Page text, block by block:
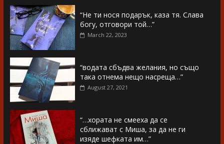
“Не ти нося подарък, каза тя. Слава
богу, отговори той…”
March 22, 2023
“водата сбъдва желания, но също
така отнема нещо насреща…”
August 27, 2021
“…хората не смееха да се
сближават с Миша, за да не ги
изяде шефката им…”